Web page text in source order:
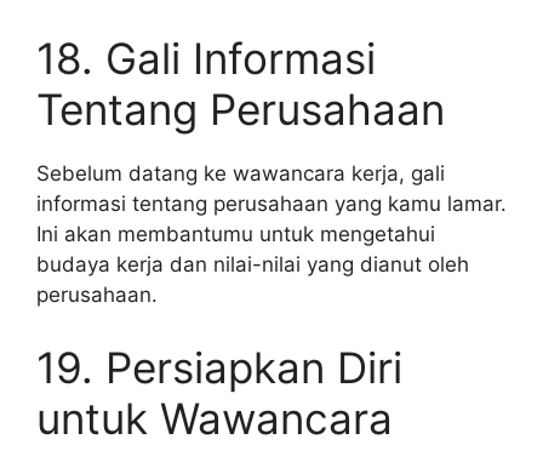
18. Gali Informasi
Tentang Perusahaan
Sebelum datang ke wawancara kerja, gali
informasi tentang perusahaan yang kamu lamar.
Ini akan membantumu untuk mengetahui
budaya kerja dan nilai-nilai yang dianut oleh
perusahaan.
19. Persiapkan Diri
untuk Wawancara